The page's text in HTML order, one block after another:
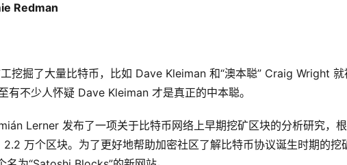
Redman
挖掘了大量比特币，比如 Dave Kleiman 和“澳本聪” Craig Wright 就
不少人怀疑 Dave Kleiman 才是真正的中本聪。
Lerner 发布了一项关于比特币网络上早期挖矿区块的分析研究，
万个区块。为了更好地帮助加密社区了解比特币协议诞生时期的挖